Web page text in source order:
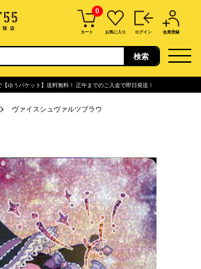
0
カート お気に入り ログイン 会員登録
【ゆうパケット】送料無料！ 正午までのご入金で即日発送！
ヴァイスシュヴァルツブラウ